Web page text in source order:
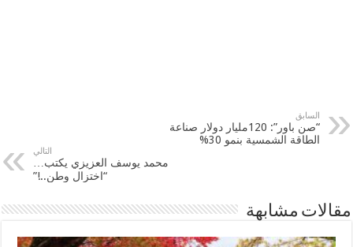
السابق
“صن باور”: 120مليار دولار صناعة
الطاقة الشمسية بنمو 30%
التالي
محمد يوسف العزيزي يكتب…
“اختزال وطن..!”
مقالات مشابهة